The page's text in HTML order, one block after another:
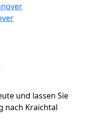
und lassen Sie
nach Kraichtal